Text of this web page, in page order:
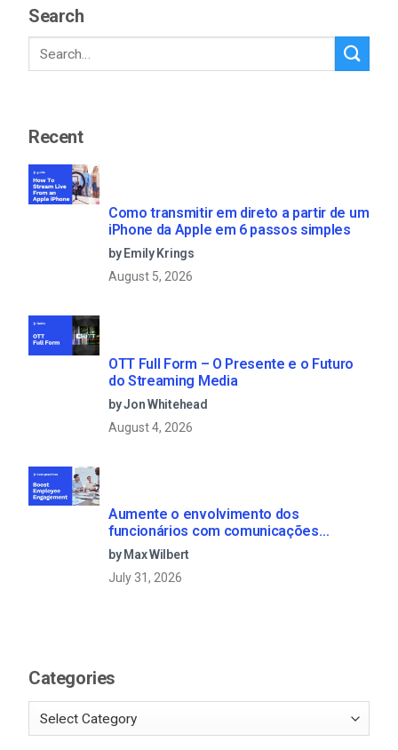
Search
Recent
Como transmitir em direto a partir de um
iPhone da Apple em 6 passos simples
by Emily Krings
August 5, 2026
OTT Full Form – O Presente e o Futuro
do Streaming Media
by Jon Whitehead
August 4, 2026
Aumente o envolvimento dos
funcionários com comunicações
empresariais em direto
by Max Wilbert
July 31, 2026
Categories